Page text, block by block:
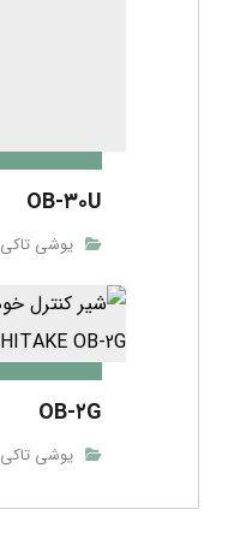
OB-۳۰U
یوشی تاکی
بدون دیدگاه